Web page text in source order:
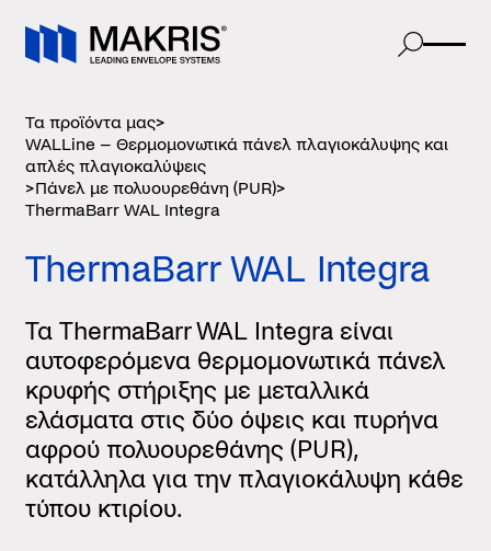
Τα προϊόντα μας>
WALLine – Θερμομονωτικά πάνελ πλαγιοκάλυψης και
απλές πλαγιοκαλύψεις
>Πάνελ με πολυουρεθάνη (PUR)>
ThermaBarr WAL Integra
ThermaBarr WAL Integra
Τα ThermaBarr WAL Integra είναι
αυτοφερόμενα θερμομονωτικά πάνελ
κρυφής στήριξης με μεταλλικά
ελάσματα στις δύο όψεις και πυρήνα
αφρού πολυουρεθάνης (PUR),
κατάλληλα για την πλαγιοκάλυψη κάθε
τύπου κτιρίου.